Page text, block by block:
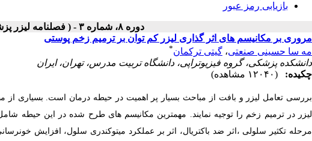
بازیابی رمز عبور
دوره ۸، شماره ۳ - ( فصلنامه لیزر پزشکی ۱۳۹۰ )
مروری بر مکانیسم های اثر گذاری لیزر کم توان بر ترمیم زخم پوستی
مه سا حسینی صنعتی، گیتی ترکمان*
دانشکده پزشکی، گروه فیزیوتراپی، دانشگاه تربیت مدرس، تهران، ایران
چکیده:
(۱۲۰۴۰ مشاهده)
لیزر در ترمیم زخم را توجیه نمایند. مهمترین مکانیسم های طرح شده در این حیطه
مرحله تکثیر سلولی ،اثر ضد باکتریال، اثر بر عملکرد میتوکندری سلول، افزایش